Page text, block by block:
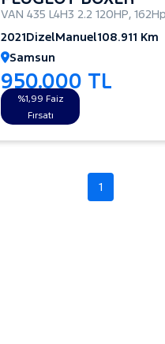
VAN 435 L4H3 2.2 120HP, 162Hp
2021DizelManuel108.911 Km
Samsun
950.000 TL
%1,99 Faiz
Fırsatı
1